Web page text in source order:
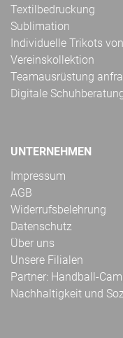
Textilbedruckung
Sublimation
Individuelle Trikots
Vereinskollektion
Teamausrüstung
Digitale
UNTERNEHMEN
Impressum
AGB
Widerrufsbelehrung
Datenschutz
Über uns
Unsere Filialen
Partner: Handball-
Nachhaltigkeit und